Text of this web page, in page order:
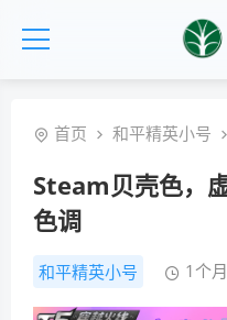
首页 和平精英小号
Steam贝壳色，
色调
和平精英小号 1个